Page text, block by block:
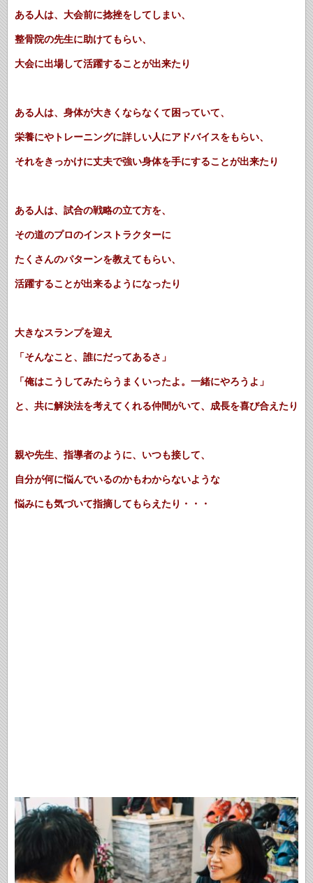
ある人は、大会前に捻挫をしてしまい、
整骨院の先生に助けてもらい、
大会に出場して活躍することが出来たり
ある人は、身体が大きくならなくて困っていて、
栄養にやトレーニングに詳しい人にアドバイスをもらい、
それをきっかけに丈夫で強い身体を手にすることが出来たり
ある人は、試合の戦略の立て方を、
その道のプロのインストラクターに
たくさんのパターンを教えてもらい、
活躍することが出来るようになったり
大きなスランプを迎え
「そんなこと、誰にだってあるさ」
「俺はこうしてみたらうまくいったよ。一緒にやろうよ」
と、共に解決法を考えてくれる仲間がいて、成長を喜び合えたり
親や先生、指導者のように、いつも接して、
自分が何に悩んでいるのかもわからないような
悩みにも気づいて指摘してもらえたり・・・